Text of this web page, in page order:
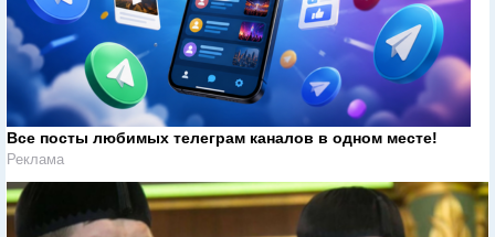
Все посты любимых телеграм каналов в одном месте!
Реклама